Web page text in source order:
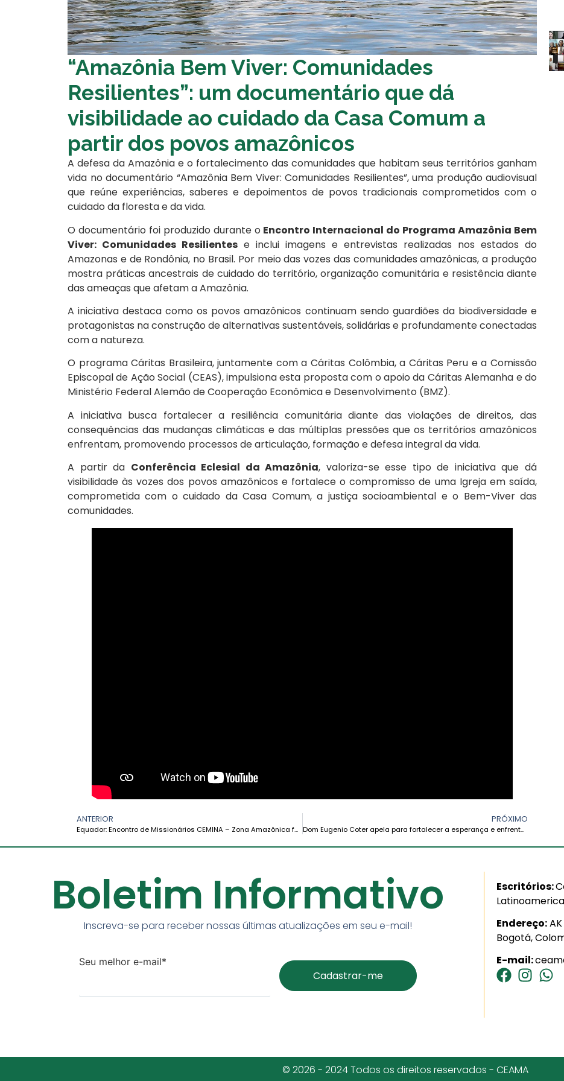
“Amazônia Bem Viver: Comunidades
Resilientes”: um documentário que dá
visibilidade ao cuidado da Casa Comum a
partir dos povos amazônicos
A defesa da Amazônia e o fortalecimento das comunidades que habitam seus territórios ganham
vida no documentário “Amazônia Bem Viver: Comunidades Resilientes”, uma produção audiovisual
que reúne experiências, saberes e depoimentos de povos tradicionais comprometidos com o
cuidado da floresta e da vida.
O documentário foi produzido durante o Encontro Internacional do Programa Amazônia Bem
Viver: Comunidades Resilientes e inclui imagens e entrevistas realizadas nos estados do
Amazonas e de Rondônia, no Brasil. Por meio das vozes das comunidades amazônicas, a produção
mostra práticas ancestrais de cuidado do território, organização comunitária e resistência diante
das ameaças que afetam a Amazônia.
A iniciativa destaca como os povos amazônicos continuam sendo guardiões da biodiversidade e
protagonistas na construção de alternativas sustentáveis, solidárias e profundamente conectadas
com a natureza.
O programa Cáritas Brasileira, juntamente com a Cáritas Colômbia, a Cáritas Peru e a Comissão
Episcopal de Ação Social (CEAS), impulsiona esta proposta com o apoio da Cáritas Alemanha e do
Ministério Federal Alemão de Cooperação Econômica e Desenvolvimento (BMZ).
A iniciativa busca fortalecer a resiliência comunitária diante das violações de direitos, das
consequências das mudanças climáticas e das múltiplas pressões que os territórios amazônicos
enfrentam, promovendo processos de articulação, formação e defesa integral da vida.
A partir da Conferência Eclesial da Amazônia, valoriza-se esse tipo de iniciativa que dá
visibilidade às vozes dos povos amazônicos e fortalece o compromisso de uma Igreja em saída,
comprometida com o cuidado da Casa Comum, a justiça socioambiental e o Bem-Viver das
comunidades.
ANTERIOR
Equador: Encontro de Missionários CEMINA – Zona Amazônica fortaleceu o compromisso evangelizador em Puyo
PRÓXIMO
Dom Eugenio Coter apela para fortalecer a esperança e enfrentar a crise social na Bolívia a partir da realidade amazônica
Boletim Informativo
Inscreva-se para receber nossas últimas atualizações em seu e-mail!
Seu melhor e-mail*
Escritórios:
Endereço:
Bogotá,
E-mail:
© 2026 - 2024 Todos os direitos reservados - CEAMA